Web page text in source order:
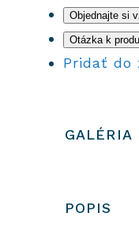
520
Objednajte si
Otázka k
Pridať do
GALÉRIA
POPIS